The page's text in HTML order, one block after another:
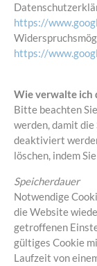
https://
https://
Wie verwalte ich
Bitte beachten
werden, damit
deaktiviert
löschen, indem Sie
Speicherdauer
Notwendige
die Website
getroffenen
gültiges Cookie
Laufzeit von